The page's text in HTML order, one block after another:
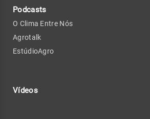
Podcasts
O Clima Entre Nós
Agrotalk
EstúdioAgro
Vídeos